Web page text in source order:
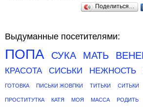
Поделиться…
Выдуманные посетителями:
ПОПА СУКА МАТЬ
КРАСОТА
СИСЬКИ НЕЖНОСТЬ
ГОТОВКА ПИСЬКИ ЖОВПКИ ТИТЬКИ СИТЬКИ
ПРОСТИТУТКА КАТЯ МОЯ МАССА РОДИТЬ